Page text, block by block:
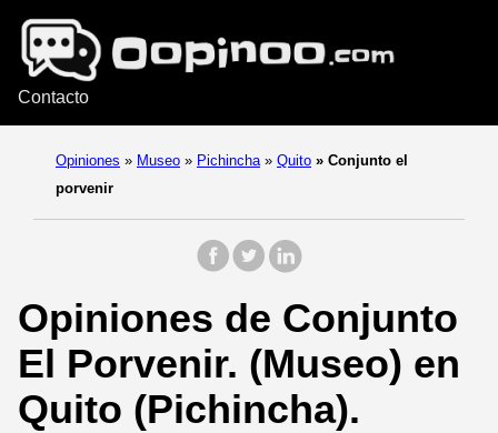
Contacto
Opiniones » Museo » Pichincha » Quito » Conjunto el
porvenir
Opiniones de Conjunto
El Porvenir. (Museo) en
Quito (Pichincha).